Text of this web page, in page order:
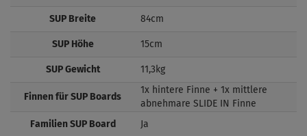
SUP Breite 84cm
SUP Höhe 15cm
SUP Gewicht 11,3kg
Finnen für SUP Boards
1x hintere Finne + 1x mittlere
abnehmare SLIDE IN Finne
Familien SUP Board Ja